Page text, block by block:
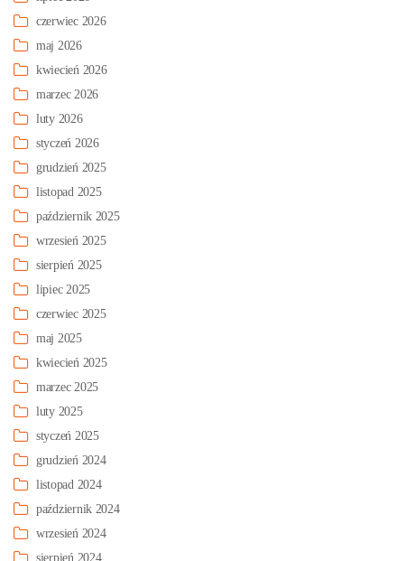
czerwiec 2026
maj 2026
kwiecień 2026
marzec 2026
luty 2026
styczeń 2026
grudzień 2025
listopad 2025
październik 2025
wrzesień 2025
sierpień 2025
lipiec 2025
czerwiec 2025
maj 2025
kwiecień 2025
marzec 2025
luty 2025
styczeń 2025
grudzień 2024
listopad 2024
październik 2024
wrzesień 2024
sierpień 2024